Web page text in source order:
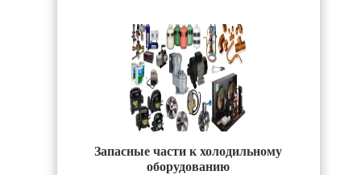
Запасные части к холодильному
оборудованию